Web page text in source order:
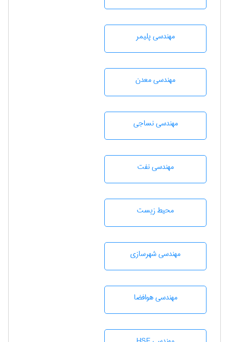
مهندسی پليمر
مهندسی معدن
مهندسي نساجی
مهندسی نفت
محيط زيست
مهندسی شهرسازی
مهندسی هوافضا